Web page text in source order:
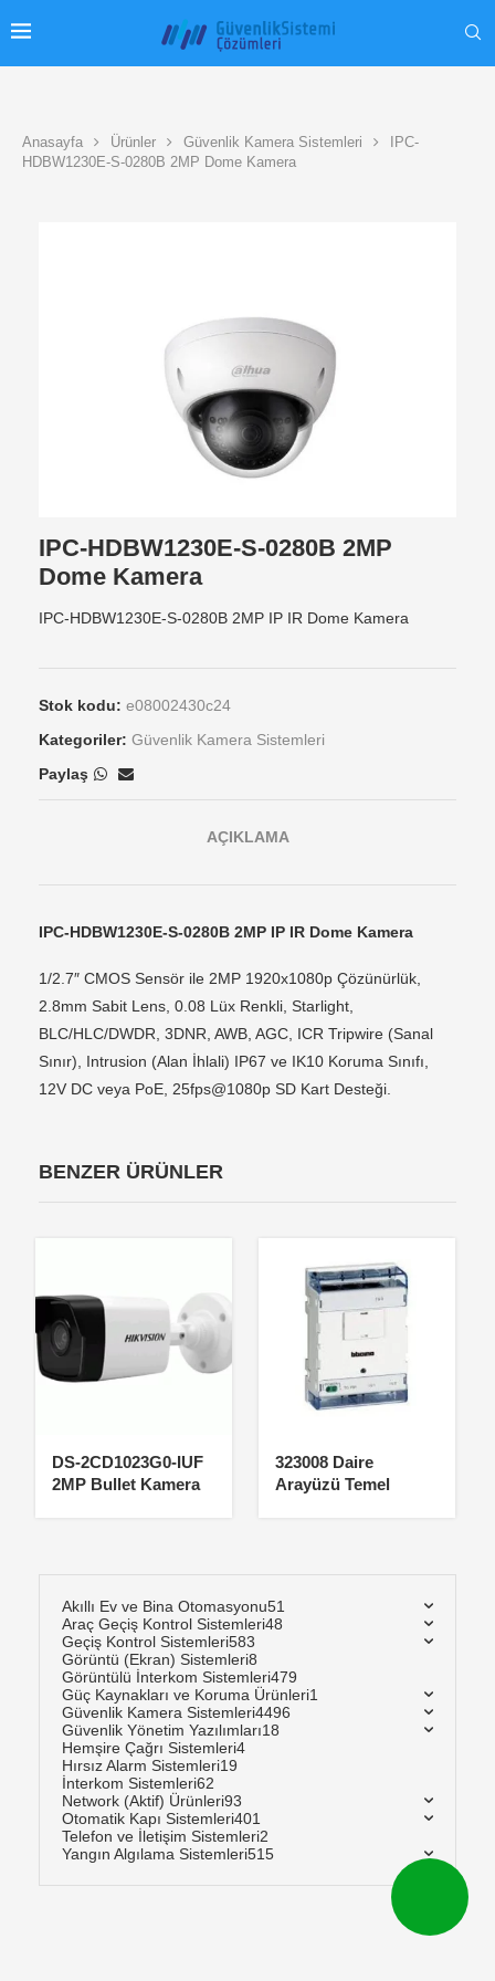
Anasayfa Ürünler Güvenlik Kamera Sistemleri
IPC-
HDBW1230E-S-0280B 2MP Dome Kamera
IPC-HDBW1230E-S-0280B 2MP
Dome Kamera
IPC-HDBW1230E-S-0280B 2MP IP IR Dome Kamera
Stok kodu: e08002430c24
Kategoriler: Güvenlik Kamera Sistemleri
Paylaş
AÇIKLAMA
IPC-HDBW1230E-S-0280B 2MP IP IR Dome Kamera
1/2.7″ CMOS Sensör ile 2MP 1920x1080p Çözünürlük,
2.8mm Sabit Lens, 0.08 Lüx Renkli, Starlight,
BLC/HLC/DWDR, 3DNR, AWB, AGC, ICR Tripwire (Sanal
Sınır), Intrusion (Alan İhlali) IP67 ve IK10 Koruma Sınıfı,
12V DC veya PoE, 25fps@1080p SD Kart Desteği.
BENZER ÜRÜNLER
DS-2CD1023G0-IUF
2MP Bullet Kamera
323008 Daire
Arayüzü Temel
Akıllı Ev ve Bina Otomasyonu51
Araç Geçiş Kontrol Sistemleri48
Geçiş Kontrol Sistemleri583
Görüntü (Ekran) Sistemleri8
Görüntülü İnterkom Sistemleri479
Güç Kaynakları ve Koruma Ürünleri1
Güvenlik Kamera Sistemleri4496
Güvenlik Yönetim Yazılımları18
Hemşire Çağrı Sistemleri4
Hırsız Alarm Sistemleri19
İnterkom Sistemleri62
Network (Aktif) Ürünleri93
Otomatik Kapı Sistemleri401
Telefon ve İletişim Sistemleri2
Yangın Algılama Sistemleri515